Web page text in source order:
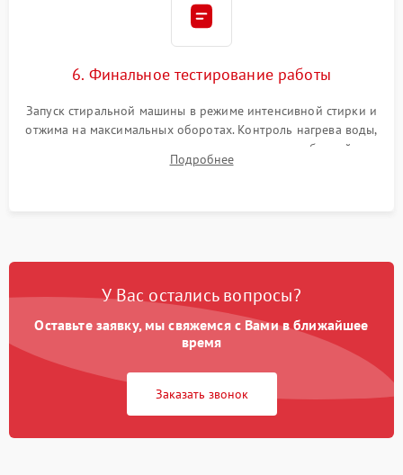
6. Финальное тестирование работы
Запуск стиральной машины в режиме интенсивной стирки и
отжима на максимальных оборотах. Контроль нагрева воды,
корректности слива, отсутствия излишних вибраций,
посторонних стуков и протечек под корпусом.
Подробнее
У Вас остались вопросы?
Оставьте заявку, мы свяжемся с Вами в ближайшее
время
Заказать звонок